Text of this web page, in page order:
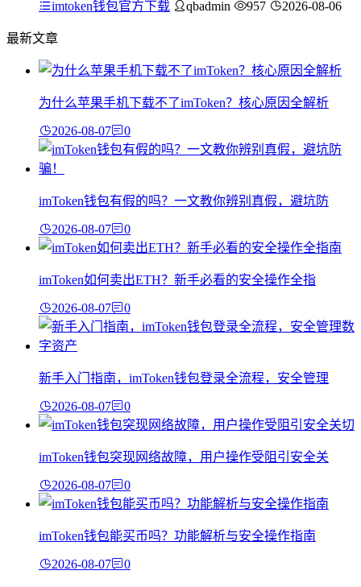
imtoken钱包官方下载 qbadmin 957 2026-08-06
最新文章
为什么苹果手机下载不了imToken？核心原因全解析
2026-08-07 0
imToken钱包有假的吗？一文教你辨别真假，避坑防
2026-08-07 0
imToken如何卖出ETH？新手必看的安全操作全指
2026-08-07 0
新手入门指南，imToken钱包登录全流程，安全管理
2026-08-07 0
imToken钱包突现网络故障，用户操作受阻引安全关
2026-08-07 0
imToken钱包能买币吗？功能解析与安全操作指南
2026-08-07 0